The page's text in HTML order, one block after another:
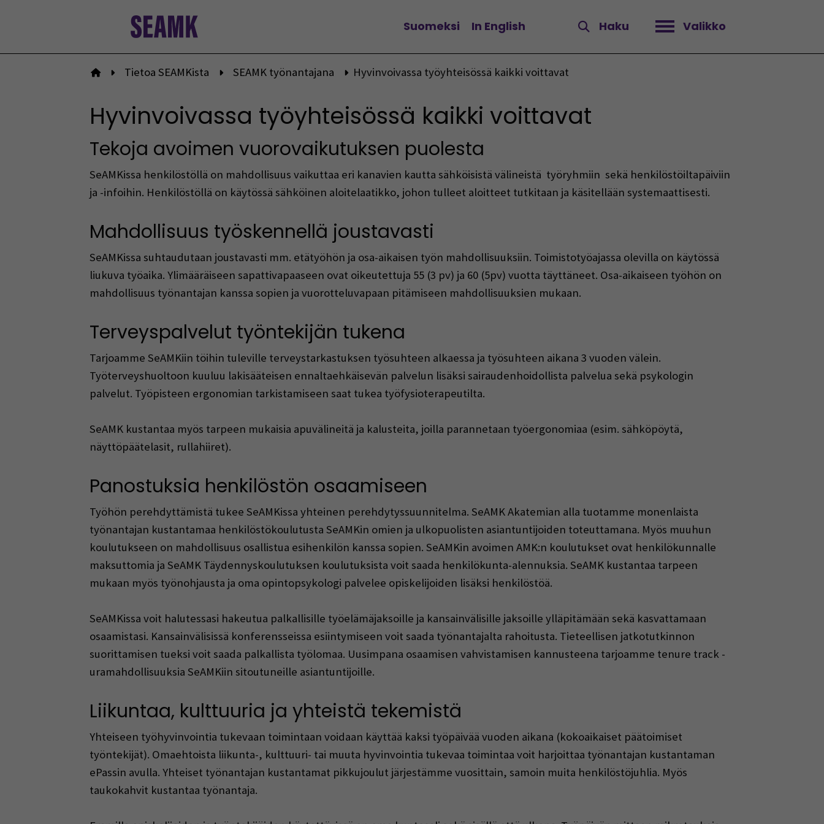
Vaihda kieltä
Suomeksi In English Haku Valikko
Avaa valikko
Etusivulle
Tietoa SEAMKista SEAMK työnantajana Hyvinvoivassa työyhteisössä kaikki voittavat
Hyvinvoivassa työyhteisössä kaikki voittavat
Tekoja avoimen vuorovaikutuksen puolesta
SeAMKissa henkilöstöllä on mahdollisuus vaikuttaa eri kanavien kautta sähköisistä välineistä työryhmiin sekä henkilöstöiltapäiviin
ja -infoihin. Henkilöstöllä on käytössä sähköinen aloitelaatikko, johon tulleet aloitteet tutkitaan ja käsitellään systemaattisesti.
Mahdollisuus työskennellä joustavasti
SeAMKissa suhtaudutaan joustavasti mm. etätyöhön ja osa-aikaisen työn mahdollisuuksiin. Toimistotyöajassa olevilla on käytössä
liukuva työaika. Ylimääräiseen sapattivapaaseen ovat oikeutettuja 55 (3 pv) ja 60 (5pv) vuotta täyttäneet. Osa-aikaiseen työhön on
mahdollisuus työnantajan kanssa sopien ja vuorotteluvapaan pitämiseen mahdollisuuksien mukaan.
Terveyspalvelut työntekijän tukena
Tarjoamme SeAMKiin töihin tuleville terveystarkastuksen työsuhteen alkaessa ja työsuhteen aikana 3 vuoden välein.
Työterveyshuoltoon kuuluu lakisääteisen ennaltaehkäisevän palvelun lisäksi sairaudenhoidollista palvelua sekä psykologin
palvelut. Työpisteen ergonomian tarkistamiseen saat tukea työfysioterapeutilta.
SeAMK kustantaa myös tarpeen mukaisia apuvälineitä ja kalusteita, joilla parannetaan työergonomiaa (esim. sähköpöytä,
näyttöpäätelasit, rullahiiret).
Panostuksia henkilöstön osaamiseen
Työhön perehdyttämistä tukee SeAMKissa yhteinen perehdytyssuunnitelma. SeAMK Akatemian alla tuotamme monenlaista
työnantajan kustantamaa henkilöstökoulutusta SeAMKin omien ja ulkopuolisten asiantuntijoiden toteuttamana. Myös muuhun
koulutukseen on mahdollisuus osallistua esihenkilön kanssa sopien. SeAMKin avoimen AMK:n koulutukset ovat henkilökunnalle
maksuttomia ja SeAMK Täydennyskoulutuksen koulutuksista voit saada henkilökunta-alennuksia. SeAMK kustantaa tarpeen
mukaan myös työnohjausta ja oma opintopsykologi palvelee opiskelijoiden lisäksi henkilöstöä.
SeAMKissa voit halutessasi hakeutua palkallisille työelämäjaksoille ja kansainvälisille jaksoille ylläpitämään sekä kasvattamaan
osaamistasi. Kansainvälisissä konferensseissa esiintymiseen voit saada työnantajalta rahoitusta. Tieteellisen jatkotutkinnon
suorittamisen tueksi voit saada palkallista työlomaa. Uusimpana osaamisen vahvistamisen kannusteena tarjoamme tenure track -
uramahdollisuuksia SeAMKiin sitoutuneille asiantuntijoille.
Liikuntaa, kulttuuria ja yhteistä tekemistä
Yhteiseen työhyvinvointia tukevaan toimintaan voidaan käyttää kaksi työpäivää vuoden aikana (kokoaikaiset päätoimiset
työntekijät). Omaehtoista liikunta-, kulttuuri- tai muuta hyvinvointia tukevaa toimintaa voit harjoittaa työnantajan kustantaman
ePassin avulla. Yhteiset työnantajan kustantamat pikkujoulut järjestämme vuosittain, samoin muita henkilöstöjuhlia. Myös
taukokahvit kustantaa työnantaja.